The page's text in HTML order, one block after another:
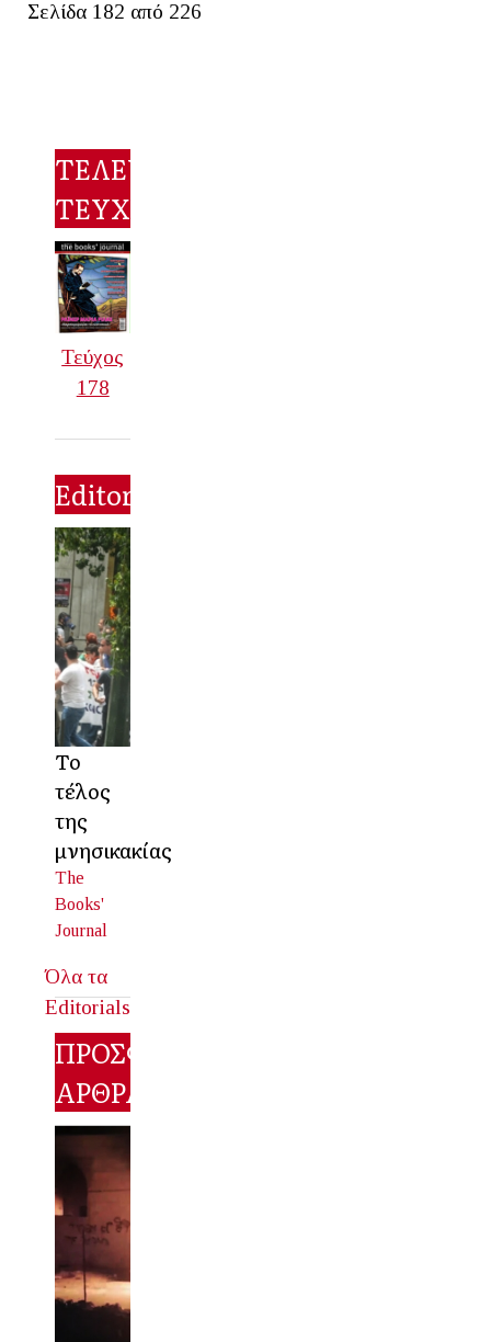
Σελίδα 182 από 226
ΤΕΛΕΥΤΑΙΟ
ΤΕΥΧΟΣ
Τεύχος
178
Editorial
Το
τέλος
της
μνησικακίας
The
Books'
Journal
Όλα τα
Editorials
ΠΡΟΣΦΑΤΑ
ΑΡΘΡΑ